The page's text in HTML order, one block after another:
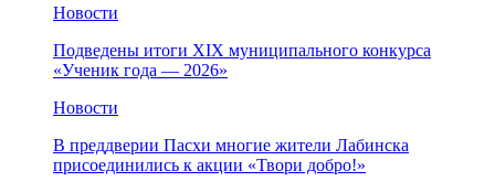
Новости
Подведены итоги XIX муниципального конкурса
«Ученик года — 2026»
Новости
В преддверии Пасхи многие жители Лабинска
присоединились к акции «Твори добро!»